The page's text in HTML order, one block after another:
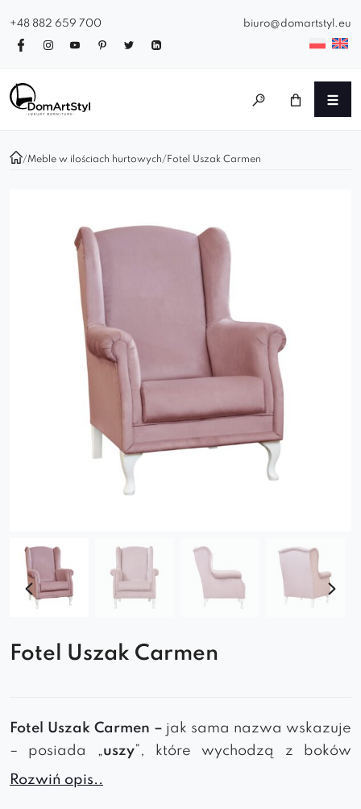
+48 882 659 700 biuro@domartstyl.eu
/Meble w ilościach hurtowych/ Fotel Uszak Carmen
Fotel Uszak Carmen
Fotel Uszak Carmen – jak sama nazwa wskazuje
– posiada „uszy”, które wychodzą z boków
oparcia i są połączone z podłokietnikami. Mebel
Rozwiń opis..